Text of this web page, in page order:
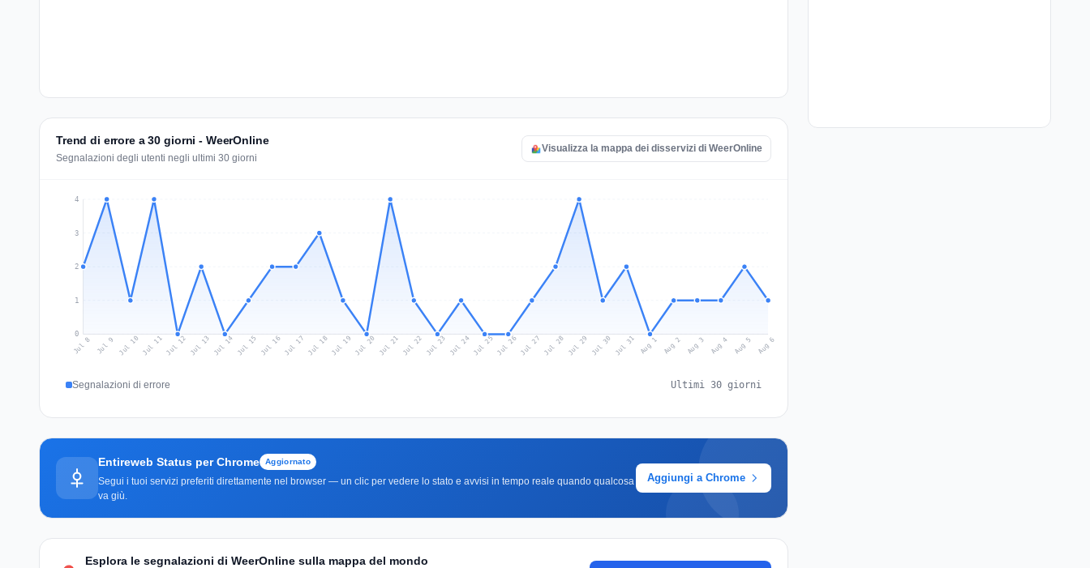
Trend di errore a 30 giorni - WeerOnline
Segnalazioni degli utenti negli ultimi 30 giorni
Visualizza la mappa dei disservizi di WeerOnline
0
1
2
3
4
Jul 8 Jul 9 Jul 10 Jul 11Jul 12 Jul 13 Jul 14 Jul 15 Jul 16Jul 17 Jul 18Jul 19 Jul 20 Jul 21 Jul 22 Jul 23 Jul 24Jul 25 Jul 26Jul 27 Jul 28 Jul 29 Jul 30 Jul 31 Aug 1 Aug 2 Aug 3 Aug 4 Aug 5 Aug 6
Segnalazioni di errore Ultimi 30 giorni
Entireweb Status per Chrome Aggiornato
Segui i tuoi servizi preferiti direttamente nel browser — un clic per vedere lo stato e avvisi in tempo reale quando qualcosa
va giù.
Aggiungi a Chrome
Esplora le segnalazioni di WeerOnline sulla mappa del mondo